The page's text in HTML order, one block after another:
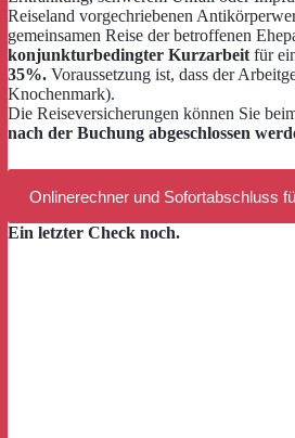
Reiseland vorgechriebenen
gemeinsamen Reise der betroffenen
konjunkturbedingter Kurzarbeit für
35%. Voraussetzung ist, dass der
Knochenmark).
Die Reiseversicherungen können Sie
nach der Buchung abgeschlossen
Onlinerechner und Sofortabschluss
Ein letzter Check noch.